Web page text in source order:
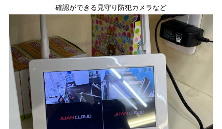
確認ができる見守り防犯カメラなど